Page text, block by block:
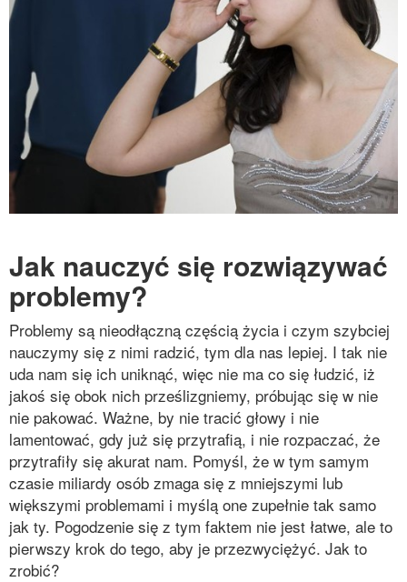
Jak nauczyć się rozwiązywać
problemy?
Problemy są nieodłączną częścią życia i czym szybciej
nauczymy się z nimi radzić, tym dla nas lepiej. I tak nie
uda nam się ich uniknąć, więc nie ma co się łudzić, iż
jakoś się obok nich prześlizgniemy, próbując się w nie
nie pakować. Ważne, by nie tracić głowy i nie
lamentować, gdy już się przytrafią, i nie rozpaczać, że
przytrafiły się akurat nam. Pomyśl, że w tym samym
czasie miliardy osób zmaga się z mniejszymi lub
większymi problemami i myślą one zupełnie tak samo
jak ty. Pogodzenie się z tym faktem nie jest łatwe, ale to
pierwszy krok do tego, aby je przezwyciężyć. Jak to
zrobić?